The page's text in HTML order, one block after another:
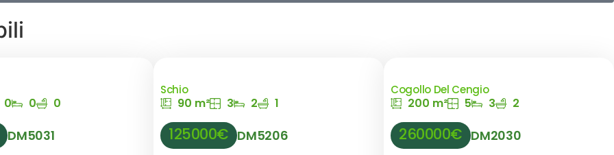
0 0 0
DM5031
Schio
90 m² 3 2 1
125000€ DM5206
Cogollo Del Cengio
200 m² 5 3 2
260000€ DM2030